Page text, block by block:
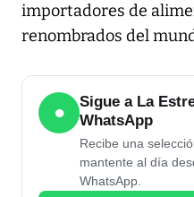
importadores de
renombrados del
●
Sigue a La
WhatsApp
Recibe una
mantente al día
WhatsApp.